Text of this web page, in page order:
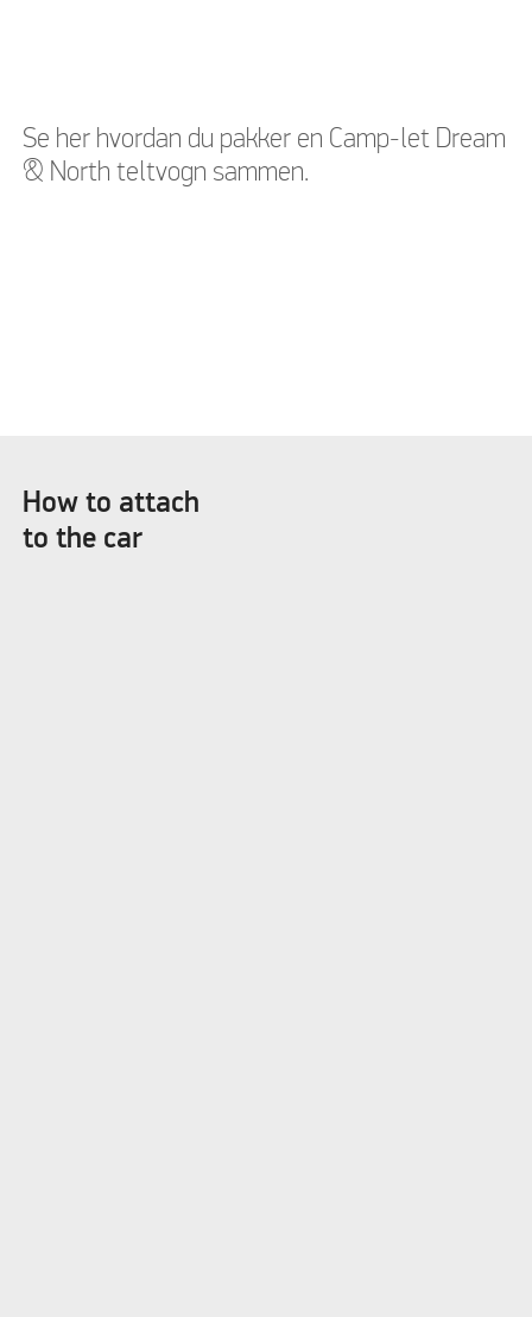
for at se denne video
for at se denne video
Se her hvordan du pakker en Camp-let Dream
& North teltvogn sammen.
How to attach
to the car